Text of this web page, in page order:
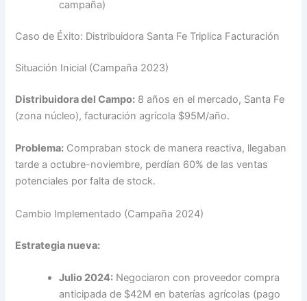
campaña)
Caso de Éxito: Distribuidora Santa Fe Triplica Facturación
Situación Inicial (Campaña 2023)
Distribuidora del Campo: 8 años en el mercado, Santa Fe
(zona núcleo), facturación agrícola $95M/año.
Problema: Compraban stock de manera reactiva, llegaban
tarde a octubre-noviembre, perdían 60% de las ventas
potenciales por falta de stock.
Cambio Implementado (Campaña 2024)
Estrategia nueva:
Julio 2024: Negociaron con proveedor compra
anticipada de $42M en baterías agrícolas (pago